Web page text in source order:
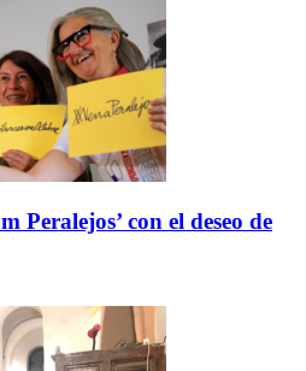
Peralejos’ con el deseo de